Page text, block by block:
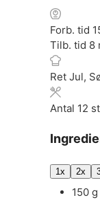
Forb. tid
Tilb. tid 8
Ret Jul,
Antal 12
1x 2x
150 g